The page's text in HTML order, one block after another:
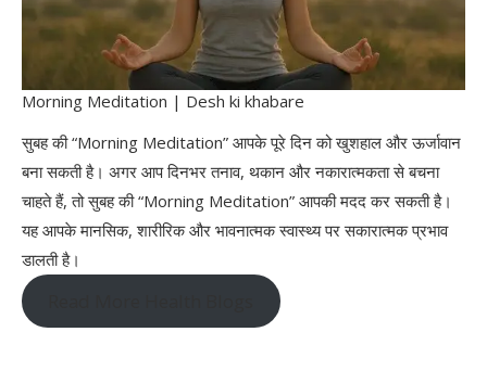
Morning Meditation | Desh ki khabare
सुबह की “Morning Meditation” आपके पूरे दिन को खुशहाल और ऊर्जावान
बना सकती है। अगर आप दिनभर तनाव, थकान और नकारात्मकता से बचना
चाहते हैं, तो सुबह की “Morning Meditation” आपकी मदद कर सकती है।
यह आपके मानसिक, शारीरिक और भावनात्मक स्वास्थ्य पर सकारात्मक प्रभाव
डालती है।